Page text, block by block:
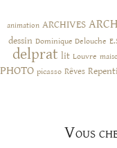
animation ARCHIVES
dessin Dominique Delouche
delprat lit Louvre
PHOTO picasso Rêves Repenti
Vous